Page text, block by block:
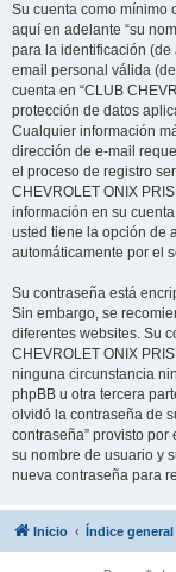
Su cuenta como mínimo
aquí en adelante “su
para la identificación (de
email personal válida
cuenta en “CLUB
protección de datos
Cualquier información
dirección de e-mail
el proceso de registro
CHEVROLET ONIX
información en su
usted tiene la opción de
automáticamente por el
Su contraseña está
Sin embargo, se
diferentes websites. Su
CHEVROLET ONIX
ninguna circunstancia
phpBB u otra tercera
olvidó la contraseña de
contraseña” provisto
su nombre de usuario y
nueva contraseña para
Inicio Índice general